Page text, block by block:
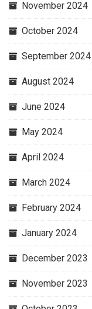
November 2024
October 2024
September 2024
August 2024
June 2024
May 2024
April 2024
March 2024
February 2024
January 2024
December 2023
November 2023